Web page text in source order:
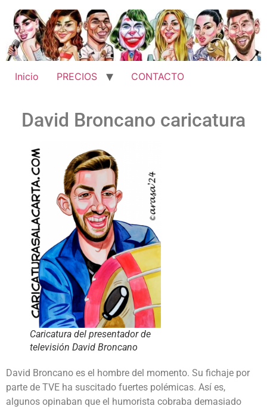
Inicio PRECIOS CONTACTO
David Broncano caricatura
Caricatura del presentador de
televisión David Broncano
David Broncano es el hombre del momento. Su fichaje por
parte de TVE ha suscitado fuertes polémicas. Así es,
algunos opinaban que el humorista cobraba demasiado